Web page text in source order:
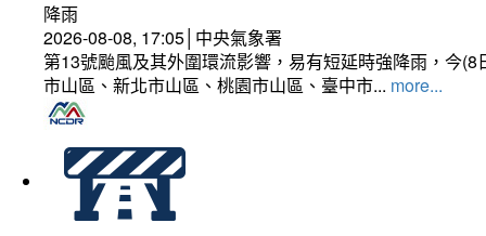
降雨
2026-08-08, 17:05│中央氣象署
第13號颱風及其外圍環流影響，易有短延時強降雨，今
市山區、新北市山區、桃園市山區、臺中市... more...